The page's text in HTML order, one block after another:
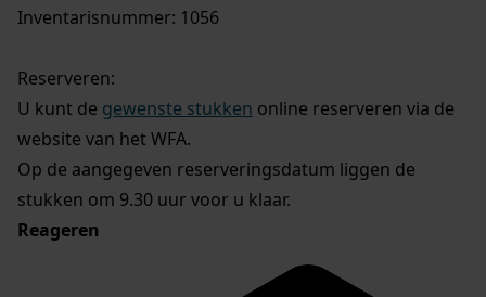
Inventarisnummer: 1056
Reserveren:
U kunt de gewenste stukken online reserveren via de
website van het WFA.
Op de aangegeven reserveringsdatum liggen de
stukken om 9.30 uur voor u klaar.
Reageren